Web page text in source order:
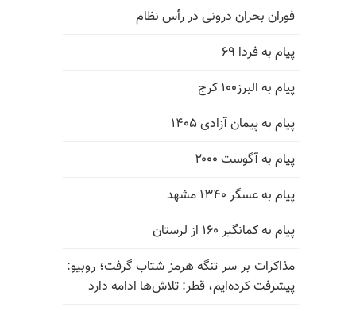
فوران بحران درونی در رأس نظام
پیام به فردا ۶۹
پیام به البرز۱۰۰ کرج
پیام به پیمان آزادی ۱۴۰۵
پیام به آگوست ۲۰۰۰
پیام به عسگر ۱۳۴۰ مشهد
پیام به کمانگیر ۱۶۰ از لرستان
مذاکرات بر سر تنگه هرمز شتاب گرفت؛ روبیو:
پیشرفت کرده‌ایم، قطر: تلاش‌ها ادامه دارد